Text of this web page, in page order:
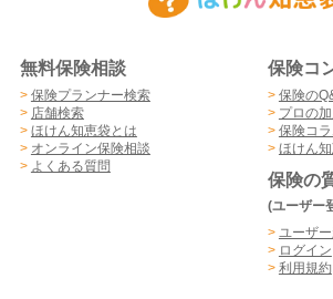
無料保険相談
> 保険プランナー検索
> 店舗検索
> ほけん知恵袋とは
> オンライン保険相談
> よくある質問
保険コ
> 保険の
> プロの
> 保険コ
> ほけん
保険の
(ユーザー
> ユーザ
> ログイン
> 利用規約